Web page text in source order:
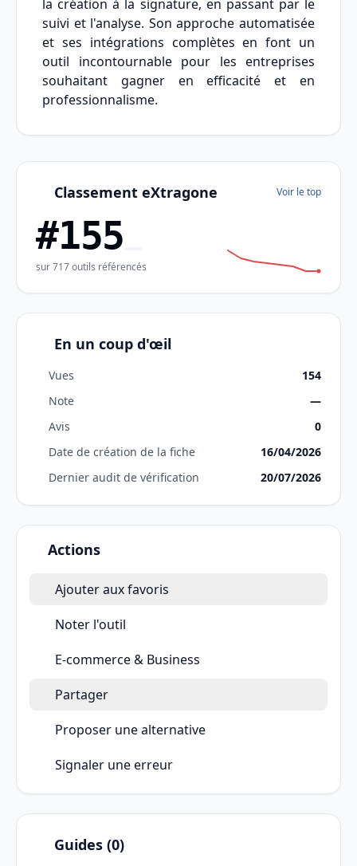
la création à la signature, en passant par le
suivi et l'analyse. Son approche automatisée
et ses intégrations complètes en font un
outil incontournable pour les entreprises
souhaitant gagner en efficacité et en
professionnalisme.
Classement eXtragone Voir le top
#155
sur 717 outils référencés
En un coup d'œil
Vues
154
Note
—
Avis
0
Date de création de la fiche
16/04/2026
Dernier audit de vérification
20/07/2026
Actions
Ajouter aux favoris
Noter l'outil
E-commerce & Business
Partager
Proposer une alternative
Signaler une erreur
Guides (0)